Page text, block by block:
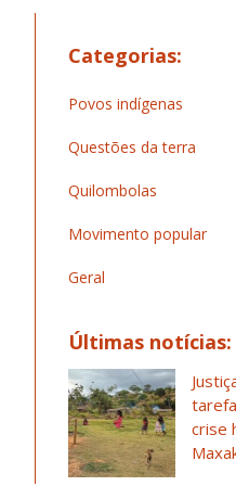
Categorias:
Povos indígenas
Questões da terra
Quilombolas
Movimento popular
Geral
Últimas notícias:
crise